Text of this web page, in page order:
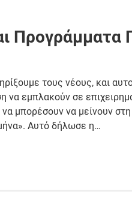
Προγράμματα
τους νέους, και
να εμπλακούν σε
μπορέσουν να μείνουν
Αυτό δήλωσε η…